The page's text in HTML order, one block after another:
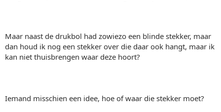
Maar naast de drukbol had zowiezo een blinde stekker, maar
dan houd ik nog een stekker over die daar ook hangt, maar ik
kan niet thuisbrengen waar deze hoort?
Iemand misschien een idee, hoe of waar die stekker moet?